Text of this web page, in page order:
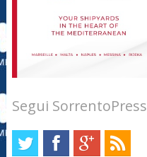
Segui SorrentoPress